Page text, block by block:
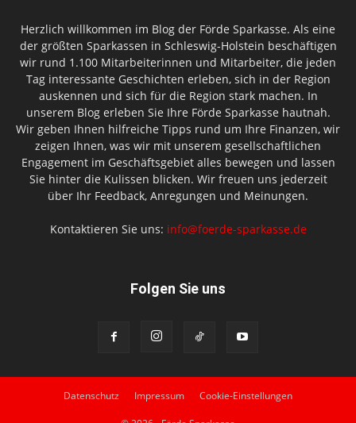
Herzlich willkommen im Blog der Förde Sparkasse. Als eine
der größten Sparkassen in Schleswig-Holstein beschäftigen
wir rund 1.100 Mitarbeiterinnen und Mitarbeiter, die jeden
Tag interessante Geschichten erleben, sich in der Region
auskennen und sich für die Region stark machen. In
unserem Blog erleben Sie Ihre Förde Sparkasse hautnah.
Wir geben Ihnen hilfreiche Tipps rund um Ihre Finanzen, wir
zeigen Ihnen, was wir mit unserem gesellschaftlichen
Engagement im Geschäftsgebiet alles bewegen und lassen
Sie hinter die Kulissen blicken. Wir freuen uns jederzeit
über Ihr Feedback, Anregungen und Meinungen.
Kontaktieren Sie uns: info@foerde-sparkasse.de
Folgen Sie uns
Datenschutz Impressum Cookie-Einstellungen